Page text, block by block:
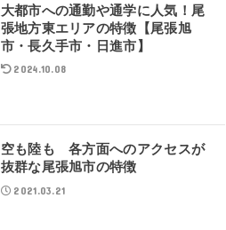
大都市への通勤や通学に人気！尾
張地方東エリアの特徴【尾張旭
市・長久手市・日進市】
2024.10.08
空も陸も 各方面へのアクセスが
抜群な尾張旭市の特徴
2021.03.21